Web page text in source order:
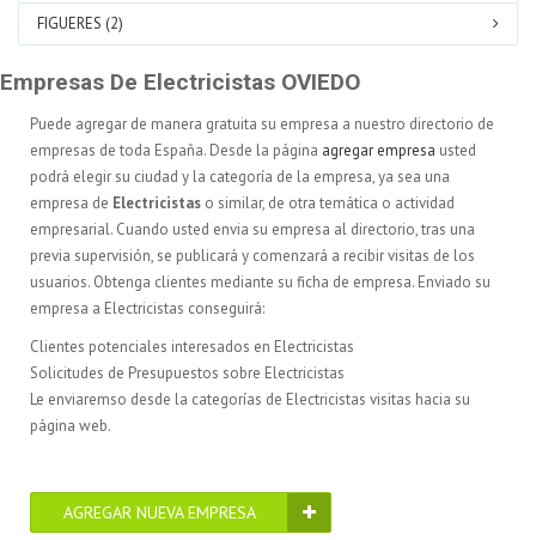
FIGUERES (2)
Empresas De Electricistas OVIEDO
Puede agregar de manera gratuita su empresa a nuestro directorio de
empresas de toda España. Desde la página agregar empresa usted
podrá elegir su ciudad y la categoría de la empresa, ya sea una
empresa de Electricistas o similar, de otra temática o actividad
empresarial. Cuando usted envia su empresa al directorio, tras una
previa supervisión, se publicará y comenzará a recibir visitas de los
usuarios. Obtenga clientes mediante su ficha de empresa. Enviado su
empresa a Electricistas conseguirá:
Clientes potenciales interesados en Electricistas
Solicitudes de Presupuestos sobre Electricistas
Le enviaremso desde la categorías de Electricistas visitas hacia su
página web.
AGREGAR NUEVA EMPRESA